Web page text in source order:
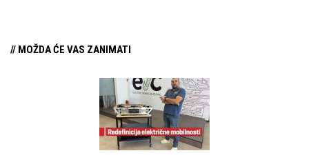
// MOŽDA ĆE VAS ZANIMATI